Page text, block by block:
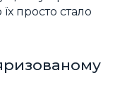
просто стало